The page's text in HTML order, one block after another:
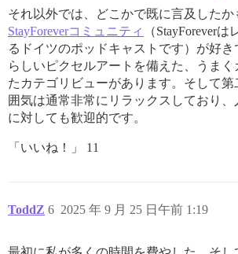
それ以外では、どこかで既に言及したか
StayForeverコミュニティ
（StayForever
るドイツのポッドキャストです）が好
らしいピクセルアートを備えた、うま
たカテゴリビューがあります。そして
囲気は通常非常にリラックスしており
に対しても歓迎的です。
「いいね！」 11
ToddZ 2025 年 9 月 25 日午前 1:19
6